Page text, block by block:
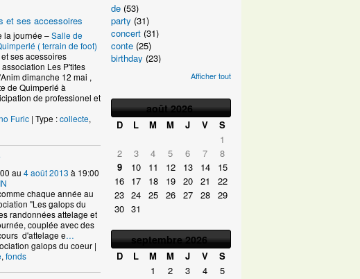
et ses accessoires
la journée –Salle de
( terrain de foot)
ses acessoires
Les P'tites
dimanche 12 mai ,
de Quimperlé à
de professionel et
Furic | Type :collecte,
au 4 août 2013 à 19:00
chaque année au
"Les galops du
randonnées attelage et
couplée avec des
d'attelage e…
galops du coeur |
, fonds
de (53)
party (31)
concert (31)
conte (25)
birthday (23)
Afficher tout
août 2026
D L M M J V
S
1
2
3 4 5 6 7
8
9
10 11 12 13 14
15
16 17 18 19 20 21
22
23 24 25 26 27 28
29
30 31
septembre 2026
D L M M J V
S
1
2 3 4
5